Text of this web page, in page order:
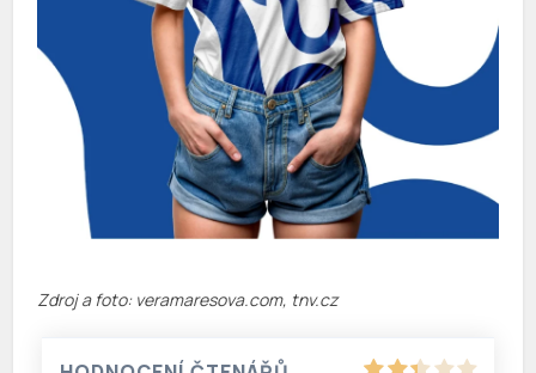
Zdroj a foto: veramaresova.com, tnv.cz